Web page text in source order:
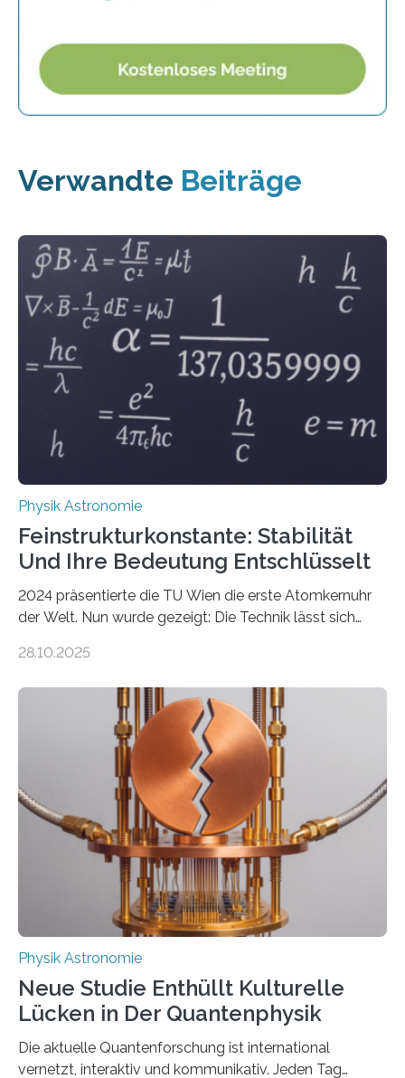
Verwandte Beiträge
Physik Astronomie
Feinstrukturkonstante: Stabilität
Und Ihre Bedeutung Entschlüsselt
2024 präsentierte die TU Wien die erste Atomkernuhr
der Welt. Nun wurde gezeigt: Die Technik lässt sich
fundamentalen Physik nachzugehen. Thorium-
Messungen verwenden. Das hatte man jahrzehntelang
vermutet, weltweit war nach den passenden
Atomkern-Zuständen gesucht worden, 2024 gelang
einem Team der TU Wien mit Unterstützung
internationaler Partner der entscheidende Durchbruch:
Der lange diskutierte Thorium-Kernübergang wurde
gefunden. Kurz darauf konnte man zeigen, dass sich
Thorium tatsächlich nutzen lässt, um hochpräzise…
28.10.2025
Physik Astronomie
Neue Studie Enthüllt Kulturelle
Lücken in Der Quantenphysik
Die aktuelle Quantenforschung ist international
vernetzt, interaktiv und kommunikativ. Jeden Tag